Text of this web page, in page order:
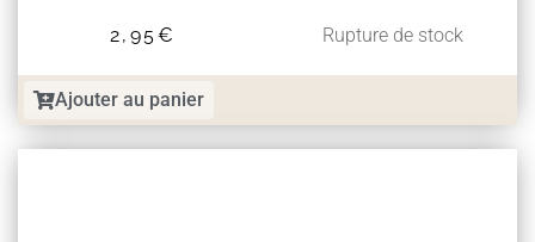
2,95€ Rupture de stock
Ajouter au panier